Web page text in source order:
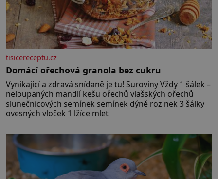
tisicereceptu.cz
Domácí ořechová granola bez cukru
Vynikající a zdravá snídaně je tu! Suroviny Vždy 1 šálek –
neloupaných mandlí kešu ořechů vlašských ořechů
slunečnicových semínek semínek dýně rozinek 3 šálky
ovesných vloček 1 lžíce mlet